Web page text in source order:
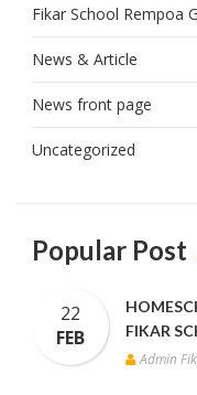
Fikar School Rempoa
News & Article
News front page
Uncategorized
Popular Post
22
FEB
FIKAR
Admin